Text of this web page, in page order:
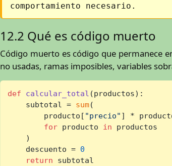
comportamiento necesario.
12.2 Qué es código muerto
Código muerto es código que permanece
no usadas, ramas imposibles, variables
def calcular_total (productos):
    subtotal =
sum(
        producto[
"precio" ] *
for producto in productos
    )
    descuento =
0
return subtotal